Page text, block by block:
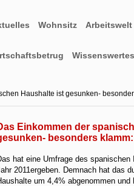
Wohnsitz Arbeitswelt
Wissenswertes
Haushalte ist gesunken-
Einkommen der
besonders
hat eine Umfrage des
2011ergeben. Demnach hat das
um 4,4% abgenommen